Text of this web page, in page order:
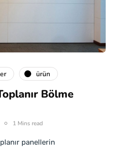
ürün
Bölme
1 Mins read
panellerin